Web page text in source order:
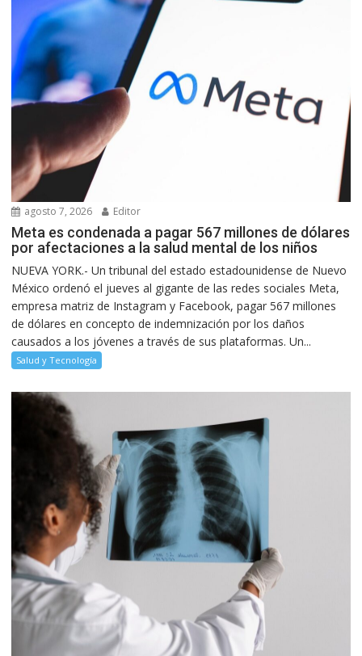
agosto 7, 2026 Editor
Meta es condenada a pagar 567 millones de dólares
por afectaciones a la salud mental de los niños
NUEVA YORK.- Un tribunal del estado estadounidense de Nuevo
México ordenó el jueves al gigante de las redes sociales Meta,
empresa matriz de Instagram y Facebook, pagar 567 millones
de dólares en concepto de indemnización por los daños
causados a los jóvenes a través de sus plataformas. Un...
Salud y Tecnología